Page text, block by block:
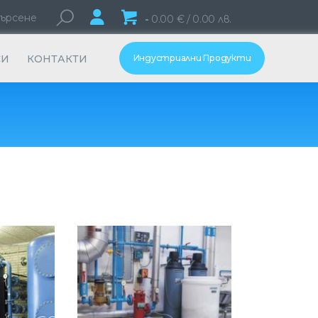
- 0.00 € / 0.00 лв.
КОНТАКТИ Индустриални Продукти